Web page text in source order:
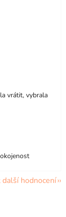
vrátit, vybrala
další hodnocení